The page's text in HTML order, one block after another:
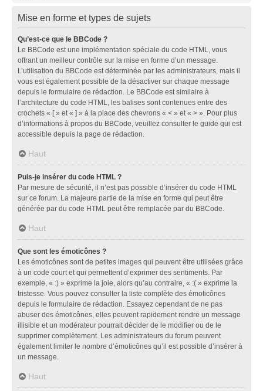
Mise en forme et types de sujets
Qu’est-ce que le BBCode ?
Le BBCode est une implémentation spéciale du code HTML, vous
offrant un meilleur contrôle sur la mise en forme d’un message.
L’utilisation du BBCode est déterminée par les administrateurs, mais il
vous est également possible de la désactiver sur chaque message
depuis le formulaire de rédaction. Le BBCode est similaire à
l’architecture du code HTML, les balises sont contenues entre des
crochets « [ » et « ] » à la place des chevrons « < » et « > ». Pour plus
d’informations à propos du BBCode, veuillez consulter le guide qui est
accessible depuis la page de rédaction.
Haut
Puis-je insérer du code HTML ?
Par mesure de sécurité, il n’est pas possible d’insérer du code HTML
sur ce forum. La majeure partie de la mise en forme qui peut être
générée par du code HTML peut être remplacée par du BBCode.
Haut
Que sont les émoticônes ?
Les émoticônes sont de petites images qui peuvent être utilisées grâce
à un code court et qui permettent d’exprimer des sentiments. Par
exemple, « :) » exprime la joie, alors qu’au contraire, « :( » exprime la
tristesse. Vous pouvez consulter la liste complète des émoticônes
depuis le formulaire de rédaction. Essayez cependant de ne pas
abuser des émoticônes, elles peuvent rapidement rendre un message
illisible et un modérateur pourrait décider de le modifier ou de le
supprimer complètement. Les administrateurs du forum peuvent
également limiter le nombre d’émoticônes qu’il est possible d’insérer à
un message.
Haut